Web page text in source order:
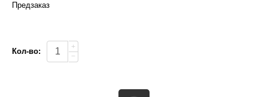
Предзаказ
Кол-во:
+
−